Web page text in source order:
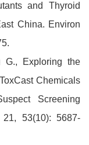
and Thyroid
China. Environ
Exploring the
Chemicals
Screening
53(10): 5687-